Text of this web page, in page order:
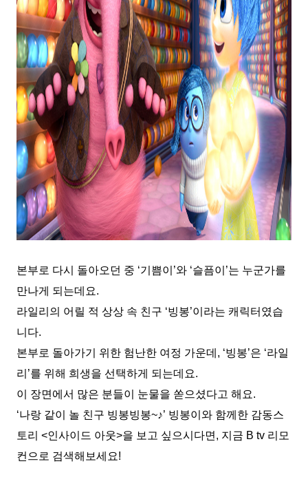
본부로 다시 돌아오던 중 ‘기쁨이’와 ‘슬픔이’는 누군가를
만나게 되는데요.
라일리의 어릴 적 상상 속 친구 ‘빙봉’이라는 캐릭터였습
니다.
본부로 돌아가기 위한 험난한 여정 가운데, ‘빙봉’은 ‘라일
리’를 위해 희생을 선택하게 되는데요.
이 장면에서 많은 분들이 눈물을 쏟으셨다고 해요.
‘나랑 같이 놀 친구 빙봉빙봉~♪’ 빙봉이와 함께한 감동스
토리 <인사이드 아웃>을 보고 싶으시다면, 지금 B tv 리모
컨으로 검색해보세요!